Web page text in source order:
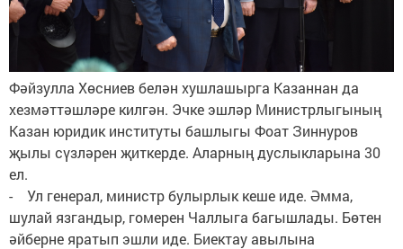
Фәйзулла Хөсниев белән хушлашырга Казаннан да
хезмәттәшләре килгән. Эчке эшләр Министрлыгының
Казан юридик институты башлыгы Фоат Зиннуров
җылы сүзләрен җиткерде. Аларның дуслыкларына 30
ел.
- Ул генерал, министр булырлык кеше иде. Әмма,
шулай язгандыр, гомерен Чаллыга багышлады. Бөтен
әйберне яратып эшли иде. Биектау авылына